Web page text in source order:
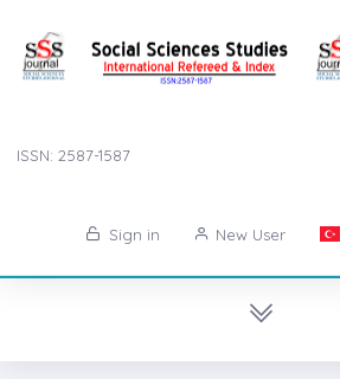
ISSN: 2587-1587
Sign in New User